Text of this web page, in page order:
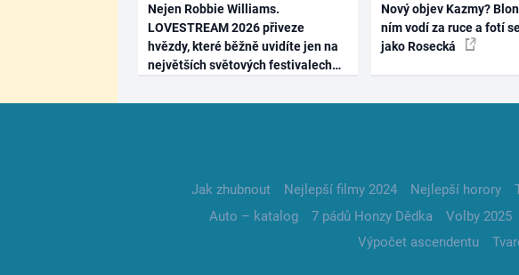
Nejen Robbie Williams.
LOVESTREAM 2026 přiveze
hvězdy, které běžně uvidíte jen na
největších světových festivalech
Nový objev Kazmy?
ním vodí za ruce a fotí
jako Rosecká
Jak zhubnout Nejlepší filmy 2024 Nejlepší horory
Auto – katalog
7 pádů Honzy Dědka Volby 2025
Výpočet ascendentu